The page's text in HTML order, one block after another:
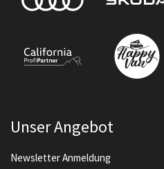
Unser Angebot
Newsletter Anmeldung